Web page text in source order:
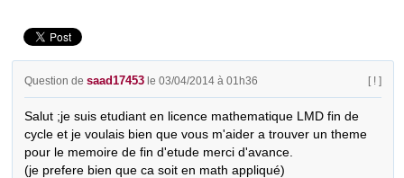
Question desaad17453 le 03/04/2014 à 01h36 [ ! ]
Salut ;je suis etudiant en licence mathematique LMD fin de
cycle et je voulais bien que vous m'aider a trouver un theme
pour le memoire de fin d'etude merci d'avance.
(je prefere bien que ca soit en math appliqué)